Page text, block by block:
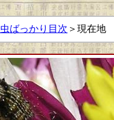
虫ばっかり目次 ＞現在地